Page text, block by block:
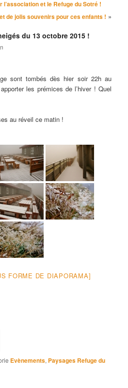
l’association et le Refuge du Sotré !
de jolis souvenirs pour ces enfants ! »
du 13 octobre 2015 !
sont tombés dès hier soir 22h au
les prémices de l’hiver ! Quel
au réveil ce matin !
FORME DE DIAPORAMA]
Evènements, Paysages Refuge du